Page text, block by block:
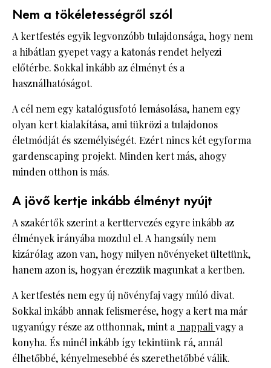
Nem a tökéletességről szól
A kertfestés egyik legvonzóbb tulajdonsága, hogy nem
a hibátlan gyepet vagy a katonás rendet helyezi
előtérbe. Sokkal inkább az élményt és a
használhatóságot.
A cél nem egy katalógusfotó lemásolása, hanem egy
olyan kert kialakítása, ami tükrözi a tulajdonos
életmódját és személyiségét. Ezért nincs két egyforma
gardenscaping projekt. Minden kert más, ahogy
minden otthon is más.
A jövő kertje inkább élményt nyújt
A szakértők szerint a kerttervezés egyre inkább az
élmények irányába mozdul el. A hangsúly nem
kizárólag azon van, hogy milyen növényeket ültetünk,
hanem azon is, hogyan érezzük magunkat a kertben.
A kertfestés nem egy új növényfaj vagy múló divat.
Sokkal inkább annak felismerése, hogy a kert ma már
ugyanúgy része az otthonnak, mint a nappalivagy a
konyha. És minél inkább így tekintünk rá, annál
élhetőbbé, kényelmesebbé és szerethetőbbé válik.